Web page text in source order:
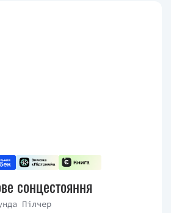
сонцестояння
Пілчер